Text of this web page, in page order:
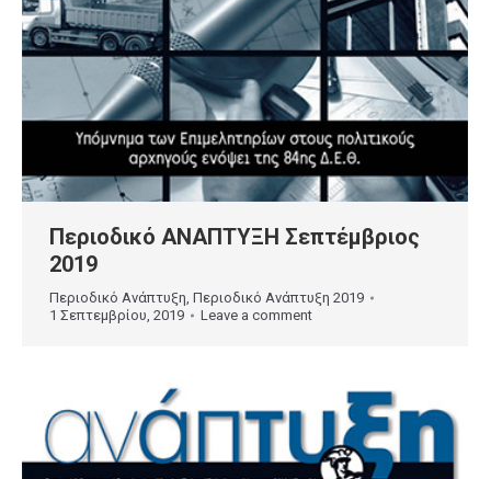
Περιοδικό ΑΝΑΠΤΥΞΗ Σεπτέμβριος
2019
Περιοδικό Ανάπτυξη Περιοδικό Ανάπτυξη 2019
1 Σεπτεμβρίου, 2019
Leave a comment